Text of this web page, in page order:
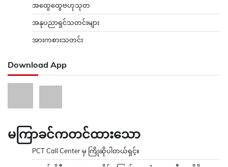
အထွေထွေဗဟုသုတ
အနုပညာရှင်သတင်းများ
အားကစားသတင်း
Download App
မကြာခင်ကတင်ထားသော
PCT Call Center မှ ကြိုဆိုပါတယ်ရှင့်။